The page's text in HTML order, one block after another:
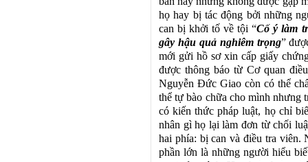
họ hay bị tác động bởi những
can bị khởi tố về tội “Cố ý làm
gây hậu quả nghiêm trọng”
mới gửi hồ sơ xin cấp giấy
được thông báo từ Cơ quan
Nguyễn Đức Giao còn có thể
thể tự bào chữa cho mình nhưng
có kiến thức pháp luật, họ chỉ
nhân gì họ lại làm đơn từ chối
hai phía: bị can và điều tra
phần lớn là những người hiểu